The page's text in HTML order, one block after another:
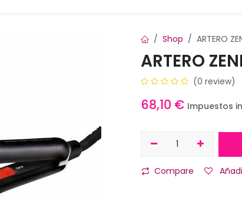
Shop ARTERO
ARTERO
(0 review)
68,10 € Impuestos
Compare